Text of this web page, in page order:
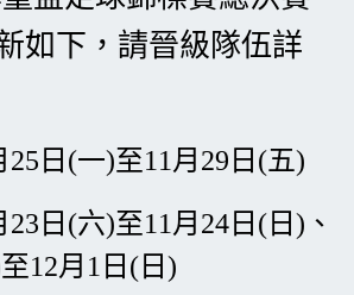
如下，請晉級隊伍詳
25日(一)至11月29日(五)
日(六)至11月24日(日)、
至12月1日 (日)